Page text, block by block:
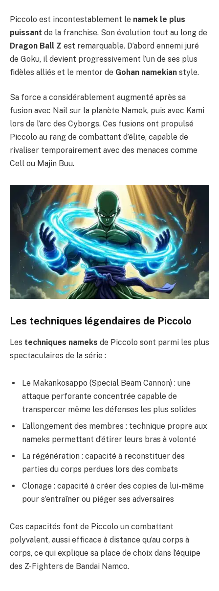
Piccolo est incontestablement le namek le plus
puissant de la franchise. Son évolution tout au long de
Dragon Ball Z est remarquable. D’abord ennemi juré
de Goku, il devient progressivement l’un de ses plus
fidèles alliés et le mentor de Gohan namekian style.
Sa force a considérablement augmenté après sa
fusion avec Nail sur la planète Namek, puis avec Kami
lors de l’arc des Cyborgs. Ces fusions ont propulsé
Piccolo au rang de combattant d’élite, capable de
rivaliser temporairement avec des menaces comme
Cell ou Majin Buu.
Les techniques légendaires de Piccolo
Les techniques nameks de Piccolo sont parmi les plus
spectaculaires de la série :
Le Makankosappo (Special Beam Cannon) : une
attaque perforante concentrée capable de
transpercer même les défenses les plus solides
L’allongement des membres : technique propre aux
nameks permettant d’étirer leurs bras à volonté
La régénération : capacité à reconstituer des
parties du corps perdues lors des combats
Clonage : capacité à créer des copies de lui-même
pour s’entraîner ou piéger ses adversaires
Ces capacités font de Piccolo un combattant
polyvalent, aussi efficace à distance qu’au corps à
corps, ce qui explique sa place de choix dans l’équipe
des Z-Fighters de Bandai Namco.